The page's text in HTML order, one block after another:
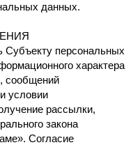
данных.
Субъекту персональных
характера
сообщений
условии
рассылки,
закона
Согласие